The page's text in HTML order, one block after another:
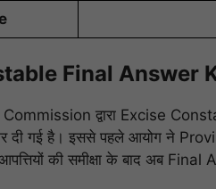
Final Answer
द्वारा Excise
गई है। इससे पहले आयोग ने
की समीक्षा के बाद अब